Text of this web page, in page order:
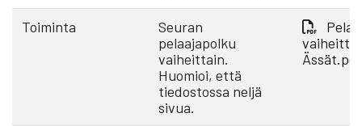
Toiminta
Seuran
pelaajapolku
vaiheittain.
Huomioi, että
tiedostossa neljä
sivua.
Ässät.pdf